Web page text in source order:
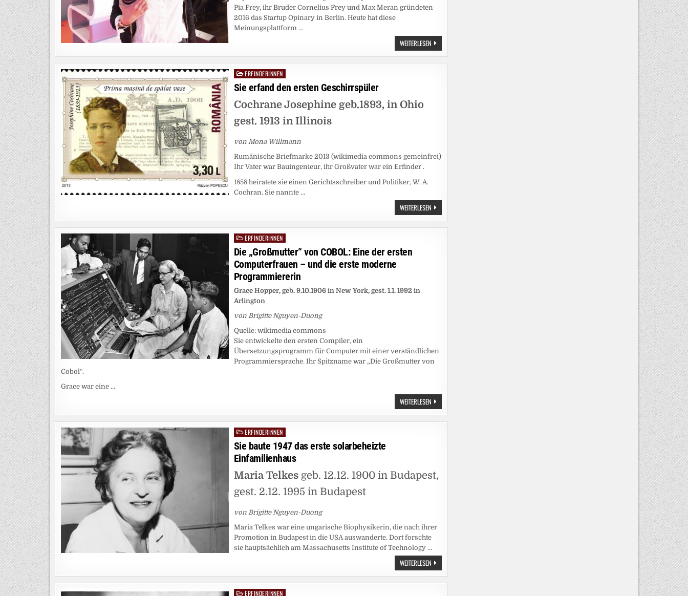
Pia Frey, ihr Bruder Cornelius Frey und Max Meran gründeten
2016 das Startup Opinary in Berlin. Heute hat diese
Meinungsplattform …
WEITERLESEN PIA
FREY
ERFAND
EIN
Posted
in
ERFINDERINNEN
Sie erfand den ersten Geschirrspüler
Cochrane Josephine geb.1893, in Ohio
gest. 1913 in Illinois
von Mona Willmann
Rumänische Briefmarke 2013 (wikimedia commons gemeinfrei)
Ihr Vater war Bauingenieur, ihr Großvater war ein Erfinder .
1858 heiratete sie einen Gerichtsschreiber und Politiker, W. A.
Cochran. Sie nannte …
WEITERLESEN SIE
ERFAND
DEN
ERSTEN
Posted
in
ERFINDERINNEN
Die „Großmutter“ von COBOL: Eine der ersten
Computerfrauen – und die erste moderne
Programmiererin
Grace Hopper, geb. 9.10.1906 in New York, gest. 1.1. 1992 in
Arlington
von Brigitte Nguyen-Duong
Quelle: wikimedia commons
Sie entwickelte den ersten Compiler, ein
Übersetzungsprogramm für Computer mit einer verständlichen
Programmiersprache. Ihr Spitzname war „Die Großmutter von
Cobol“.
Grace war eine …
WEITERLESEN DIE
„GROSSMUTTER“ V
ON C
OBOL: E
RSTE M
ODERNE P
Posted
in
ERFINDERINNEN
Sie baute 1947 das erste solarbeheizte
Einfamilienhaus
Maria Telkesgeb. 12.12. 1900 in Budapest,
gest. 2.12. 1995 in Budapest
von Brigitte Nguyen-Duong
Maria Telkes war eine ungarische Biophysikerin, die nach ihrer
Promotion in Budapest in die USA auswanderte. Dort forschte
sie hauptsächlich am Massachusetts Institute of Technology …
WEITERLESEN SIE
BAUTE
1947
DAS
PostedERFINDERINNEN